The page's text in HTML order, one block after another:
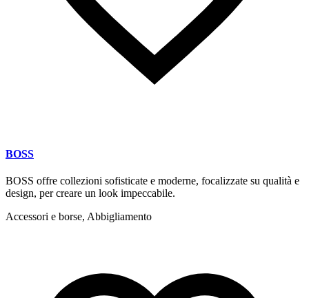
BOSS
BOSS offre collezioni sofisticate e moderne, focalizzate su qualità e
design, per creare un look impeccabile.
Accessori e borse, Abbigliamento